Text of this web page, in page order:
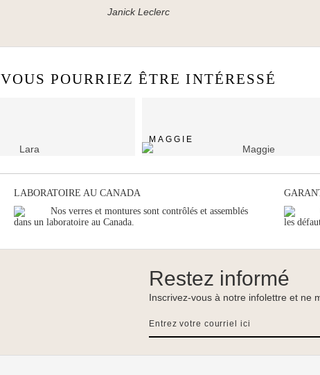
Janick Leclerc
VOUS POURRIEZ ÊTRE INTÉRESSÉ
MAGGIE
LABORATOIRE AU CANADA
Nos verres et montures sont contrôlés et assemblés
dans un laboratoire au Canada.
les
Restez informé
Inscrivez-vous à notre infolettre et ne